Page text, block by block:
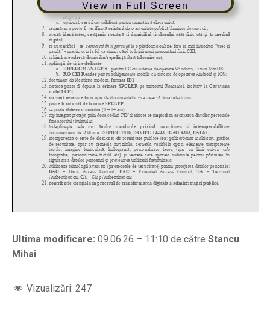
View in Full Screen
Ultima modificare: 09.06.26 – 11:10 de către Stancu
Mihai
Vizualizări: 247